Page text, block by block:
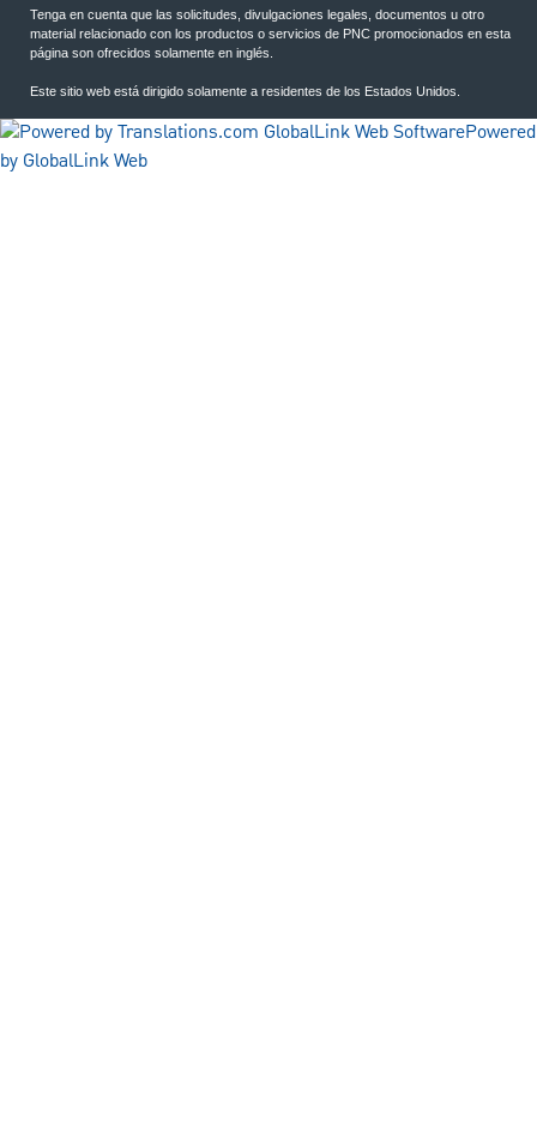
Tenga en cuenta que las solicitudes, divulgaciones legales, documentos u otro
material relacionado con los productos o servicios de PNC promocionados en esta
página son ofrecidos solamente en inglés.
Este sitio web está dirigido solamente a residentes de los Estados Unidos.
Powered
by GlobalLink Web